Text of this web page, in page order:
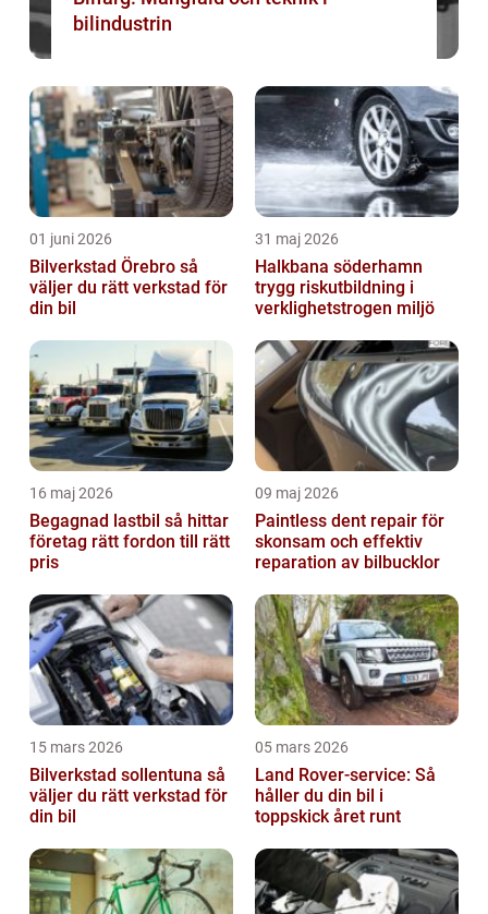
bilindustrin
01 juni 2026
Bilverkstad Örebro så
väljer du rätt verkstad för
din bil
31 maj 2026
Halkbana söderhamn
trygg riskutbildning i
verklighetstrogen miljö
16 maj 2026
Begagnad lastbil så hittar
företag rätt fordon till rätt
pris
09 maj 2026
Paintless dent repair för
skonsam och effektiv
reparation av bilbucklor
15 mars 2026
Bilverkstad sollentuna så
väljer du rätt verkstad för
din bil
05 mars 2026
Land Rover-service: Så
håller du din bil i
toppskick året runt